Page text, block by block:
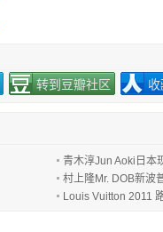
转到豆瓣社区
青木淳Jun Aoki日本
村上隆Mr. DOB新波
Louis Vuitton 2011